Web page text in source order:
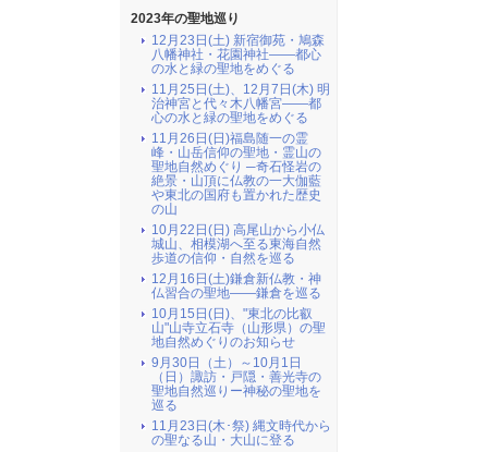
2023年の聖地巡り
12月23日(土) 新宿御苑・鳩森
八幡神社・花園神社――都心
の水と緑の聖地をめぐる
11月25日(土)、12月7日(木) 明
治神宮と代々木八幡宮――都
心の水と緑の聖地をめぐる
11月26日(日)福島随一の霊
峰・山岳信仰の聖地・霊山の
聖地自然めぐり ─奇石怪岩の
絶景・山頂に仏教の一大伽藍
や東北の国府も置かれた歴史
の山
10月22日(日) 高尾山から小仏
城山、相模湖へ至る東海自然
歩道の信仰・自然を巡る
12月16日(土)鎌倉新仏教・神
仏習合の聖地――鎌倉を巡る
10月15日(日)、"東北の比叡
山"山寺立石寺（山形県）の聖
地自然めぐりのお知らせ
9月30日（土）～10月1日
（日）諏訪・戸隠・善光寺の
聖地自然巡りー神秘の聖地を
巡る
11月23日(木･祭) 縄文時代から
の聖なる山・大山に登る